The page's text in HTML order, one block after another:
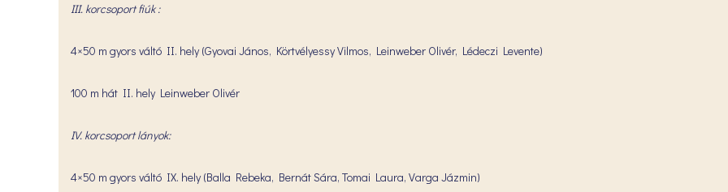
III. korcsoport fiúk :
4×50 m gyors váltó II. hely (Gyovai János, Körtvélyessy Vilmos, Leinweber Olivér, Lédeczi Levente)
100 m hát II. hely Leinweber Olivér
IV. korcsoport lányok:
4×50 m gyors váltó IX. hely (Balla Rebeka, Bernát Sára, Tomai Laura, Varga Jázmin)